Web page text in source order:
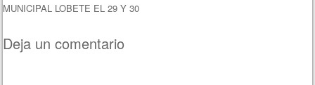
MUNICIPAL LOBETE EL 29 Y 30
Deja un comentario